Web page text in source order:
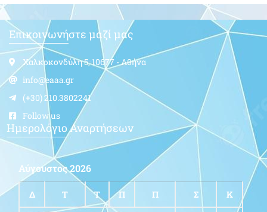
Επικοινωνήστε μαζί μας
Χαλκοκονδύλη 5, 10677 - Αθήνα
info@eaaa.gr
(+30) 210.3802241
Follow us
Ημερολόγιο Αναρτήσεων
Αύγουστος 2026
Δ Τ Τ Π Π Σ Κ